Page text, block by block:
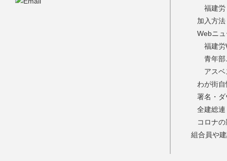
福建
加入方法
Webニ
福建
青年
アス
わが街自
署名・
全建総
コロナ
組合員や